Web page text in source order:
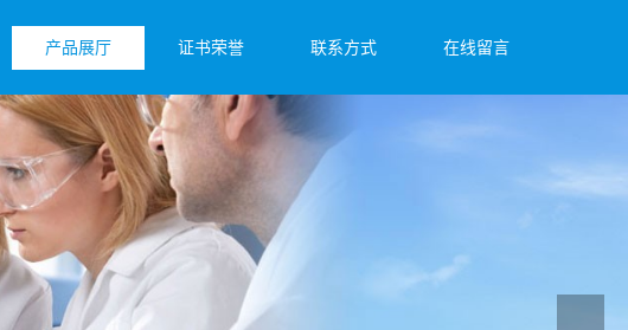
产品展厅 证书荣誉 联系方式 在线留言